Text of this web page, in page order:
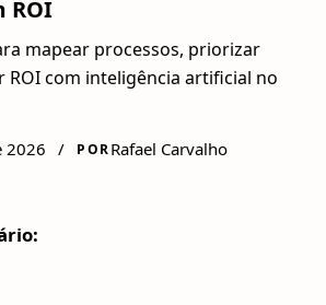
ROI
mapear processos, priorizar
ROI com inteligência artificial no
2026 / PORRafael Carvalho